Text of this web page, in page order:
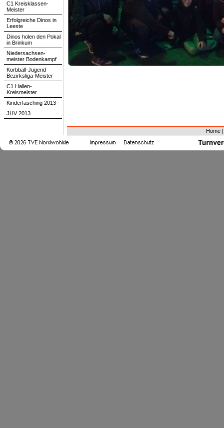
Home |
C1 Kreisklassen-
Meister
Erfolgreiche Dinos in
Leeste
Dinos holen den Pokal
in Brinkum
Niedersachsen-
meister Bodenkampf
Korbball-Jugend
Bezirksliga-Meister
C1 Hallen-
Kreismeister
Kinderfasching 2013
JHV 2013